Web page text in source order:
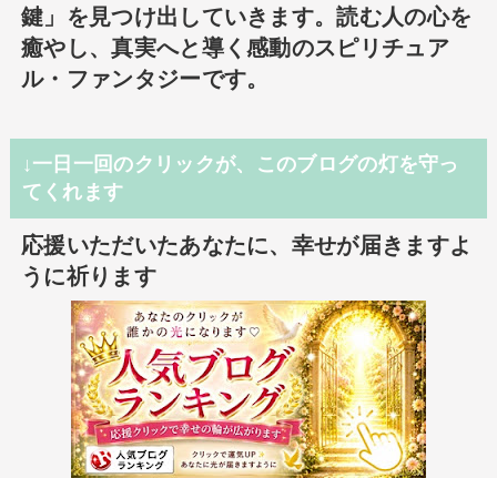
鍵」を見つけ出していきます。読む人の心を
癒やし、真実へと導く感動のスピリチュア
ル・ファンタジーです。
↓一日一回のクリックが、このブログの灯を守っ
てくれます
応援いただいたあなたに、幸せが届きますよ
うに祈ります